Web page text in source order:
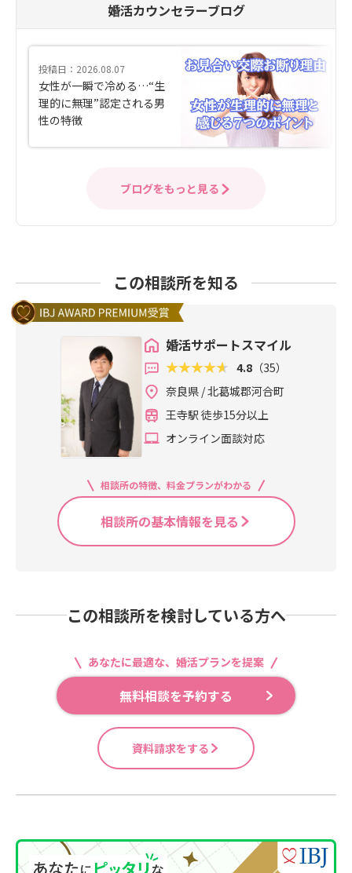
婚活カウンセラーブログ
投稿日：2026.08.07
女性が一瞬で冷める…“生
理的に無理”認定される男
性の特徴
ブログをもっと見る
この相談所を知る
婚活サポートスマイル
4.8 （35）
奈良県 / 北葛城郡河合町
王寺駅 徒歩15分以上
オンライン面談対応
相談所の特徴、料金プランがわかる
相談所の基本情報を見る
この相談所を検討している方へ
あなたに最適な、婚活プランを提案
無料相談を予約する
資料請求をする